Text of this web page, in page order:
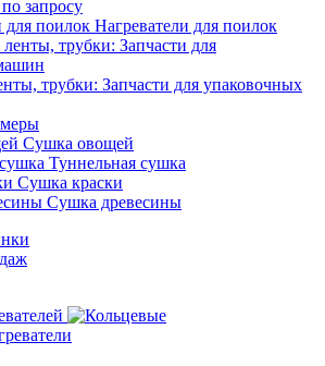
запросу
Нагреватели для поилок
трубки: Запчасти для упаковочных
Сушка овощей
Туннельная сушка
Сушка краски
Сушка древесины